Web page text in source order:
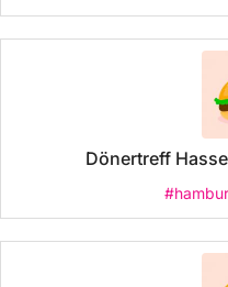
Dönertreff